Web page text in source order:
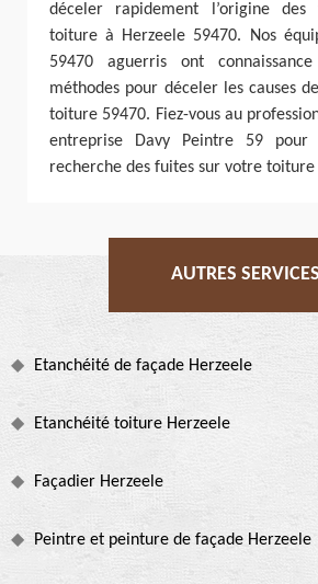
déceler rapidement l’origine
toiture à Herzeele 59470. Nos
59470 aguerris ont
méthodes pour déceler les causes
toiture 59470. Fiez-vous au
entreprise Davy Peintre 59 pour
recherche des fuites sur votre toiture
AUTRES SERVICES
Etanchéité de façade Herzeele
Etanchéité toiture Herzeele
Façadier Herzeele
Peintre et peinture de façade Herzeele